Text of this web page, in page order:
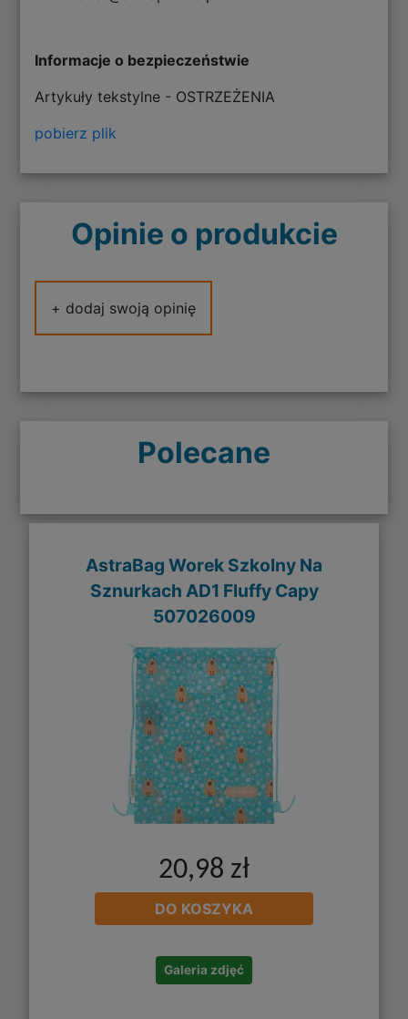
Informacje o bezpieczeństwie
Artykuły tekstylne - OSTRZEŻENIA
pobierz plik
Opinie o produkcie
+ dodaj swoją opinię
Polecane
AstraBag Worek Szkolny Na
Sznurkach AD1 Fluffy Capy
507026009
20,98 zł
DO KOSZYKA
Galeria zdjęć